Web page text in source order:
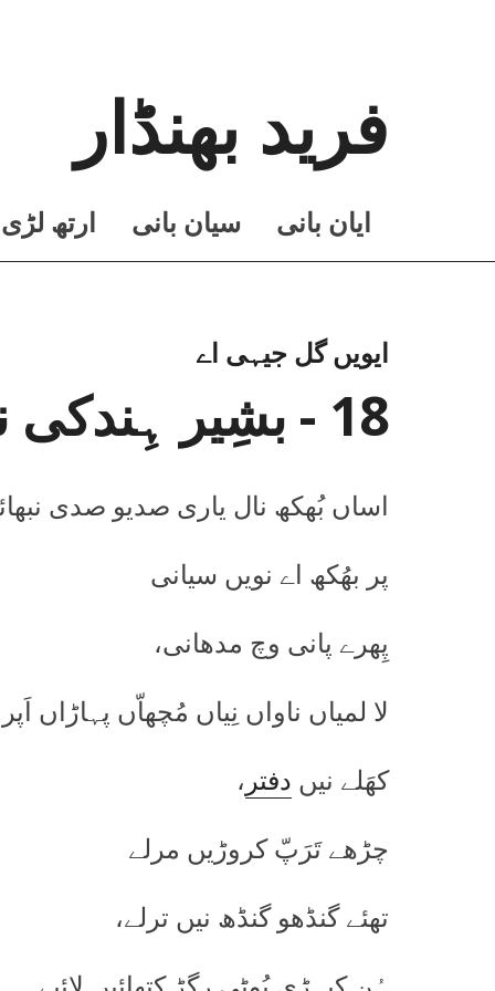
فرید بھنڈار
ايان بانی سيان بانی ارتھ لڑی
ایویں گل جیہی اے
18 - بشِیر ہِندکی نی صلاح
اساں بُھکھ نال یاری صدیو صدی
پر بھُکھ اے نویں سیانی
پِھرے پانی وچ مدھانی،
لا لمیاں ناواں نِیاں مُچھاّں پہاڑاں اَپر
کھَلے نیں دفتر ،
چڑھے تَرَپّ کروڑیں مرلے
تھئے گنڈھو گنڈھ نیں ترلے،